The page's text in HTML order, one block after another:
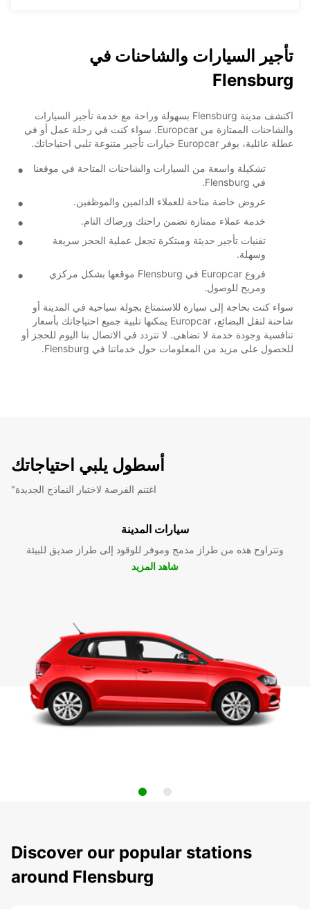
تأجير السيارات والشاحنات في
Flensburg
اكتشف مدينة Flensburg بسهولة وراحة مع خدمة تأجير السيارات
والشاحنات الممتازة من Europcar. سواء كنت في رحلة عمل أو في
عطلة عائلية، يوفر Europcar خيارات تأجير متنوعة تلبي احتياجاتك.
تشكيلة واسعة من السيارات والشاحنات المتاحة في موقعنا
في Flensburg.
عروض خاصة متاحة للعملاء الدائمين والموظفين.
خدمة عملاء ممتازة تضمن راحتك ورضاك التام.
تقنيات تأجير حديثة ومبتكرة تجعل عملية الحجز سريعة
وسهلة.
فروع Europcar في Flensburg موقعها بشكل مركزي
ومريح للوصول.
سواء كنت بحاجة إلى سيارة للاستمتاع بجولة سياحية في المدينة أو
شاحنة لنقل البضائع، Europcar يمكنها تلبية جميع احتياجاتك بأسعار
تنافسية وجودة خدمة لا تضاهى. لا تتردد في الاتصال بنا اليوم للحجز أو
للحصول على مزيد من المعلومات حول خدماتنا في Flensburg.
أسطول يلبي احتياجاتك
"اغتنم الفرصة لاختبار النماذج الجديدة
سيارات المدينة
وتتراوح هذه من طراز مدمج وموفر للوقود إلى طراز صديق للبيئة
شاهد المزيد
Discover our popular stations
around Flensburg